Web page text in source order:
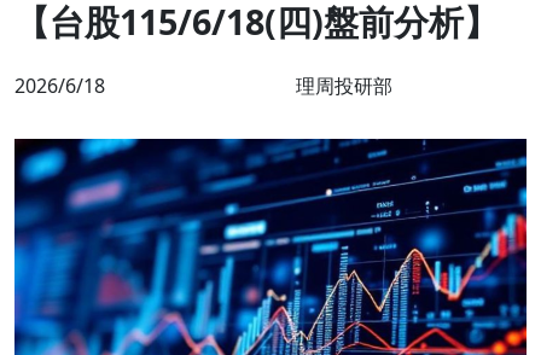
【台股115/6/18(四)盤前分析】
2026/6/18 理周投研部